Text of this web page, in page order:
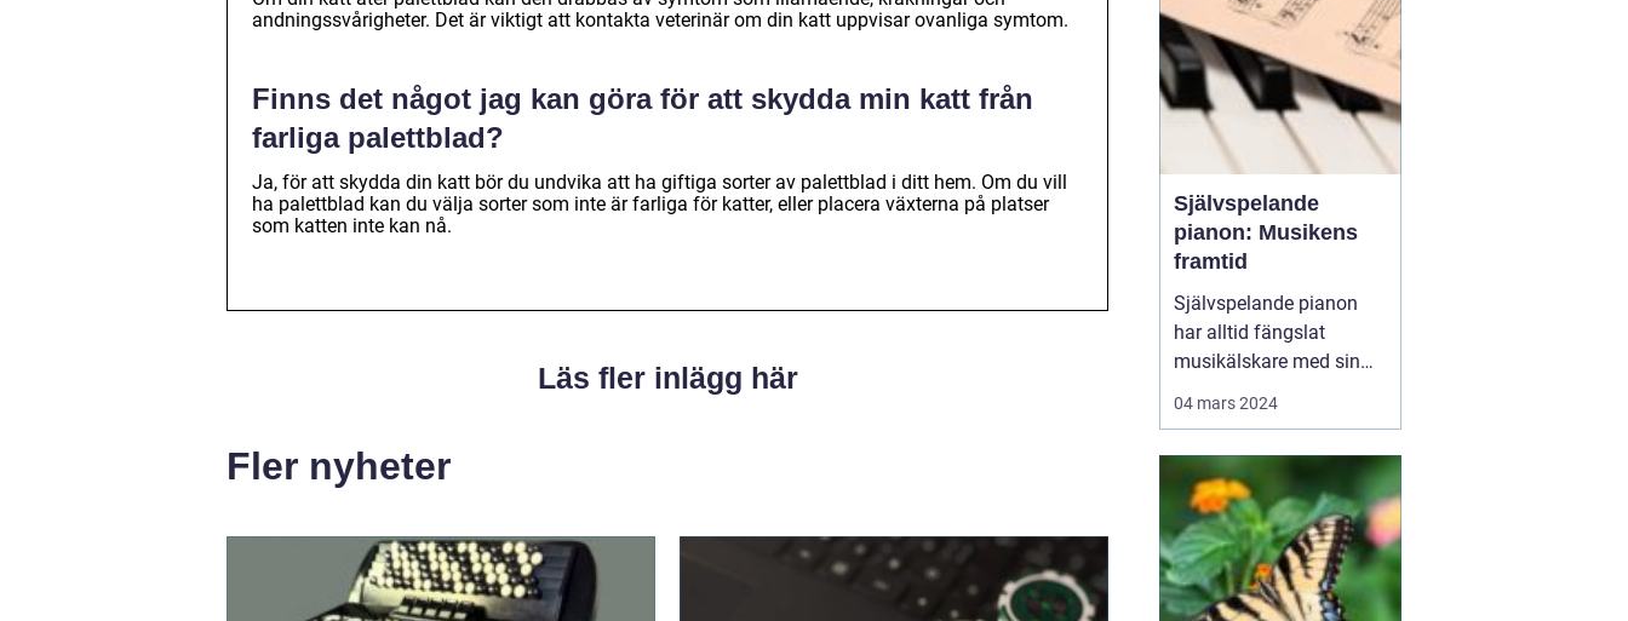
andningssvårigheter. Det är viktigt att kontakta veterinär om din katt uppvisar ovanliga symtom.
Finns det något jag kan göra för att skydda min katt från
farliga palettblad?
Ja, för att skydda din katt bör du undvika att ha giftiga sorter av palettblad i ditt hem. Om du vill
ha palettblad kan du välja sorter som inte är farliga för katter, eller placera växterna på platser
som katten inte kan nå.
Läs fler inlägg här
Fler nyheter
besökare var...
Självspelande
pianon: Musikens
framtid
Självspelande pianon
har alltid fängslat
musikälskare med sin
förhistoriska pianolorna
till de moderna digitala
systemen har teknolog...
04 mars 2024